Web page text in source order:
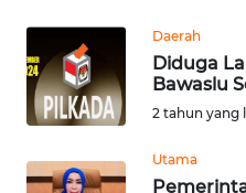
Daerah
Diduga
Bawaslu
2 tahun yang
Utama
WN
PAPUA
WN
BARAT